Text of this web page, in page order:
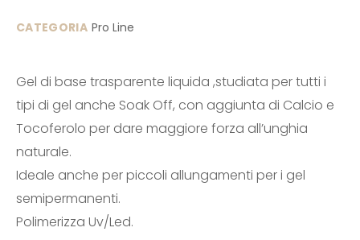
CATEGORIA Pro Line
Gel di base trasparente liquida ,studiata per tutti i
tipi di gel anche Soak Off, con aggiunta di Calcio e
Tocoferolo per dare maggiore forza all’unghia
naturale.
Ideale anche per piccoli allungamenti per i gel
semipermanenti.
Polimerizza Uv/Led.